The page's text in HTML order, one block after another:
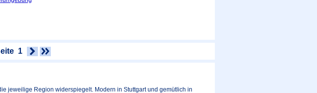
1
jeweilige Region widerspiegelt. Modern in Stuttgart und gemütlich in